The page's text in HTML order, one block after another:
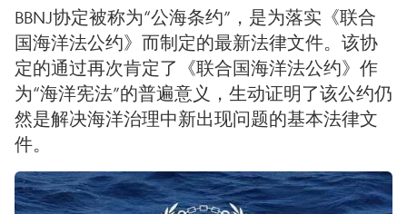
BBNJ协定被称为“公海条约”，是为落实《联合
国海洋法公约》而制定的最新法律文件。该协
定的通过再次肯定了《联合国海洋法公约》作
为“海洋宪法”的普遍意义，生动证明了该公约仍
然是解决海洋治理中新出现问题的基本法律文
件。